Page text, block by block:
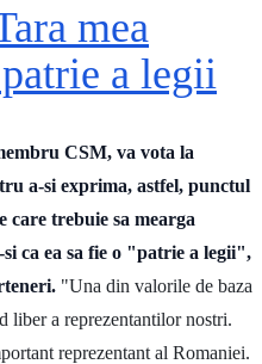
mea
a legii
CSM, va vota la
a-si exprima, astfel, punctul
care trebuie sa mearga
ca ea sa fie o "patrie a legii",
"Una din valorile de baza
liber a reprezentantilor nostri.
reprezentant al Romaniei.